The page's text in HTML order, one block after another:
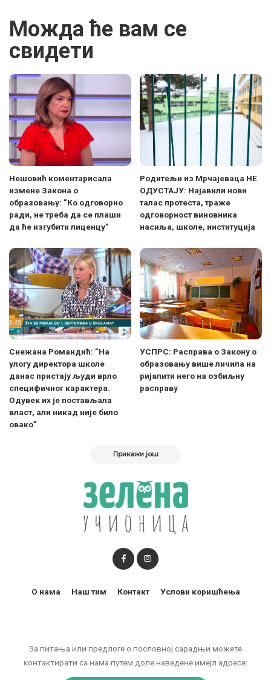
Можда ће вам се
свидети
Нешовић коментарисала
измене Закона о
образовању: ”Ко одговорно
ради, не треба да се плаши
да ће изгубити лиценцу”
Родитељи из Мрчајеваца НЕ
ОДУСТАЈУ: Најавили нови
талас протеста, траже
одговорност виновника
насиља, школе, институција
Снежана Романдић: ”На
улогу директора школе
данас пристају људи врло
специфичног карактера.
Одувек их је постављала
власт, али никад није било
овако”
УСПРС: Расправа о Закону о
образовању више личила на
ријалити него на озбиљну
расправу
Прикажи још
За питања или предлоге о пословној сарадњи можете
контактирати са нама путем доле наведене имејл адресе:
О нама Наш тим Контакт Услови коришћења